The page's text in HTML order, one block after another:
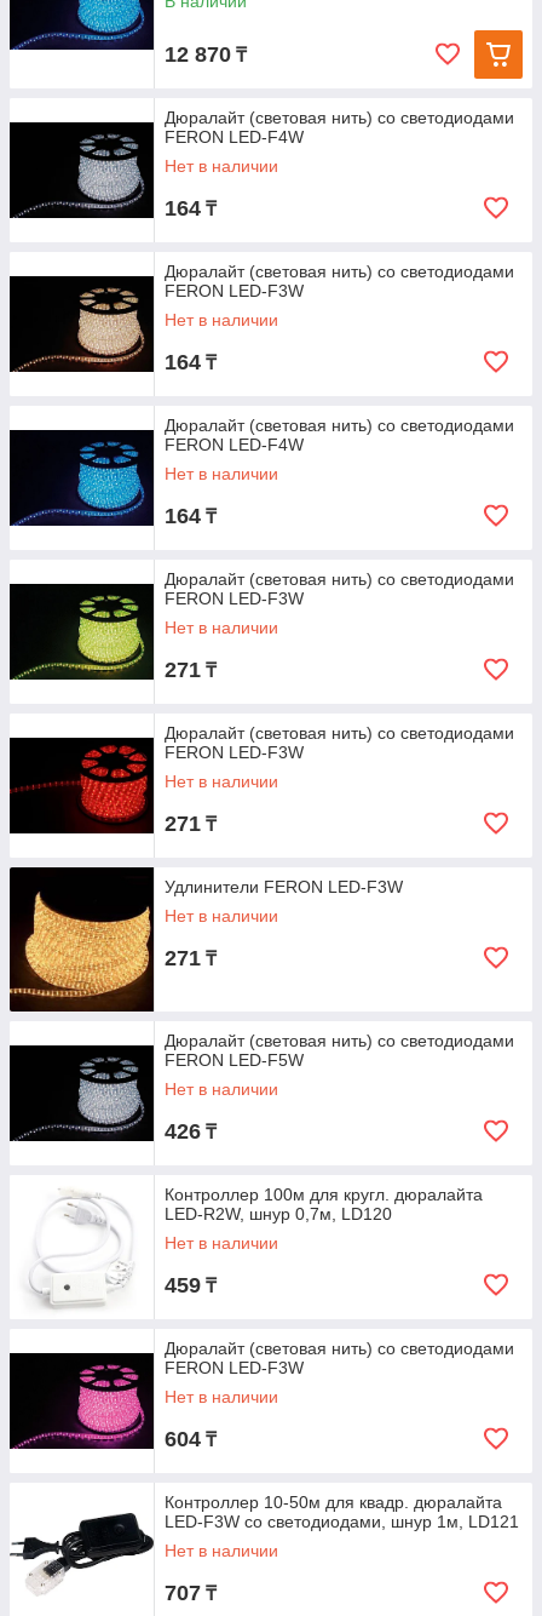
12 870 ₸
Дюралайт (световая нить) со светодиодами
FERON LED-F4W
Нет в наличии
164 ₸
Дюралайт (световая нить) со светодиодами
FERON LED-F3W
Нет в наличии
164 ₸
Дюралайт (световая нить) со светодиодами
FERON LED-F4W
Нет в наличии
164 ₸
Дюралайт (световая нить) со светодиодами
FERON LED-F3W
Нет в наличии
271 ₸
Дюралайт (световая нить) со светодиодами
FERON LED-F3W
Нет в наличии
271 ₸
Удлинители FERON LED-F3W
Нет в наличии
271 ₸
Дюралайт (световая нить) со светодиодами
FERON LED-F5W
Нет в наличии
426 ₸
Контроллер 100м для кругл. дюралайта
LED-R2W, шнур 0,7м, LD120
Нет в наличии
459 ₸
Дюралайт (световая нить) со светодиодами
FERON LED-F3W
Нет в наличии
604 ₸
Контроллер 10-50м для квадр. дюралайта
LED-F3W со светодиодами, шнур 1м, LD121
Нет в наличии
707 ₸